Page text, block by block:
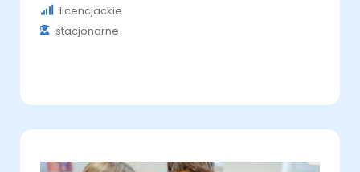
licencjackie
stacjonarne